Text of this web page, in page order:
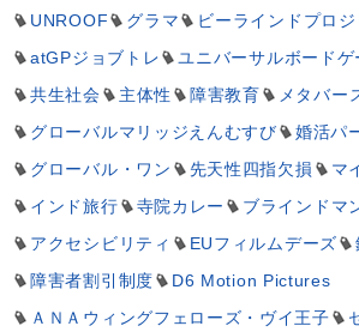
UNROOF
グラマ
ビーラインドプロジ
atGPジョブトレ
ユニバーサルボードゲ
共生社会
主体性 障害教育
メタバー
グローバルマリッジえんむすび
婚活パ
グローバル・ワン
先天性四指欠損 マ
インド旅行
寺院カレー ブラインドマ
アクセシビリティ
EUフィルムデーズ
障害者割引制度
D6 Motion Pictures
ＡＮＡウィングフェローズ・ヴイ王子